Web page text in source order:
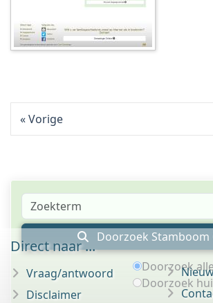
Vorige
Doorzoek Stamboom
Doorzoek
Doorzoek
Direct naar ...
Vraag/antwoord
Disclaimer